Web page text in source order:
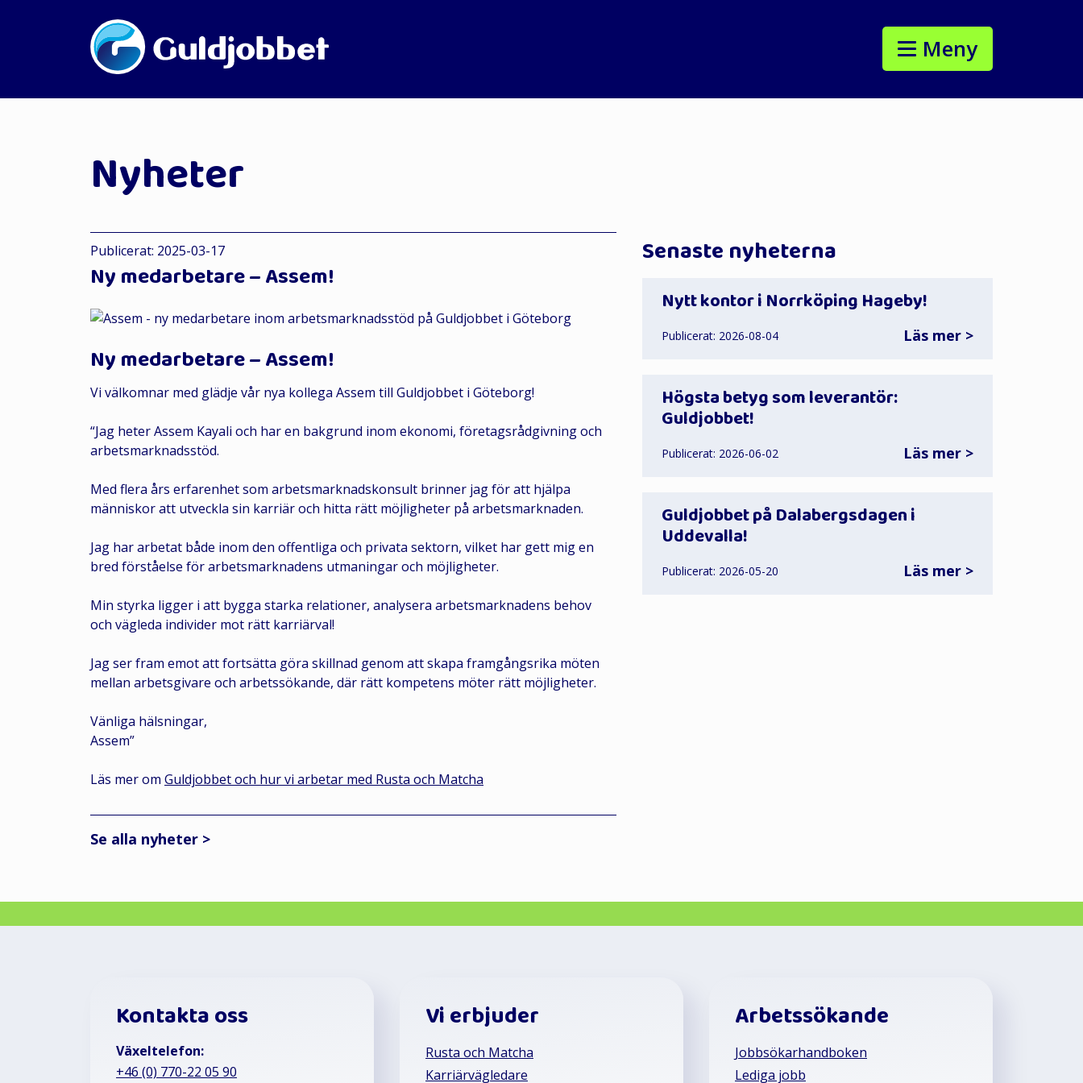
Meny
Nyheter
Publicerat: 2025-03-17
Ny medarbetare – Assem!
Ny medarbetare – Assem!
Vi välkomnar med glädje vår nya kollega Assem till Guldjobbet i Göteborg!
“Jag heter Assem Kayali och har en bakgrund inom ekonomi, företagsrådgivning och
arbetsmarknadsstöd.
Med flera års erfarenhet som arbetsmarknadskonsult brinner jag för att hjälpa
människor att utveckla sin karriär och hitta rätt möjligheter på arbetsmarknaden.
Jag har arbetat både inom den offentliga och privata sektorn, vilket har gett mig en
bred förståelse för arbetsmarknadens utmaningar och möjligheter.
Min styrka ligger i att bygga starka relationer, analysera arbetsmarknadens behov
och vägleda individer mot rätt karriärval!
Jag ser fram emot att fortsätta göra skillnad genom att skapa framgångsrika möten
mellan arbetsgivare och arbetssökande, där rätt kompetens möter rätt möjligheter.
Vänliga hälsningar,
Assem”
Läs mer om Guldjobbet och hur vi arbetar med Rusta och Matcha
Se alla nyheter >
Senaste nyheterna
Nytt kontor i Norrköping Hageby!
Publicerat: 2026-08-04 Läs mer >
Högsta betyg som leverantör:
Guldjobbet!
Publicerat: 2026-06-02 Läs mer >
Guldjobbet på Dalabergsdagen i
Uddevalla!
Publicerat: 2026-05-20 Läs mer >
Kontakta oss
Växeltelefon:
+46 (0) 770-22 05 90
Vi erbjuder
Rusta och Matcha
Karriärvägledare
Arbetssökande
Jobbsökarhandboken
Lediga jobb